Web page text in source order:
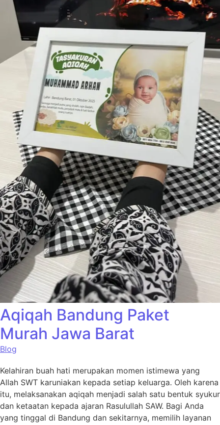
Aqiqah Bandung Paket
Murah Jawa Barat
Blog
Kelahiran buah hati merupakan momen istimewa yang
Allah SWT karuniakan kepada setiap keluarga. Oleh karena
itu, melaksanakan aqiqah menjadi salah satu bentuk syukur
dan ketaatan kepada ajaran Rasulullah SAW. Bagi Anda
yang tinggal di Bandung dan sekitarnya, memilih layanan